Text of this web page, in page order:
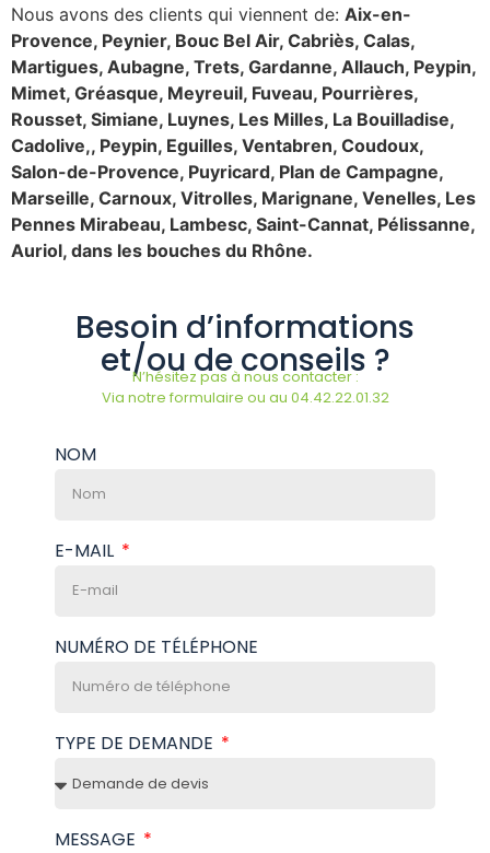
Nous avons des clients qui viennent de: Aix-en-
Provence, Peynier, Bouc Bel Air, Cabriès, Calas,
Martigues, Aubagne, Trets, Gardanne, Allauch, Peypin,
Mimet, Gréasque, Meyreuil, Fuveau, Pourrières,
Rousset, Simiane, Luynes, Les Milles, La Bouilladise,
Cadolive,, Peypin, Eguilles, Ventabren, Coudoux,
Salon-de-Provence, Puyricard, Plan de Campagne,
Marseille, Carnoux, Vitrolles, Marignane, Venelles, Les
Pennes Mirabeau, Lambesc, Saint-Cannat, Pélissanne,
Auriol, dans les bouches du Rhône.
Besoin d’informations
et/ou de conseils ?
N’hésitez pas à nous contacter :
Via notre formulaire ou au 04.42.22.01.32
NOM
E-MAIL
NUMÉRO DE TÉLÉPHONE
TYPE DE DEMANDE
MESSAGE